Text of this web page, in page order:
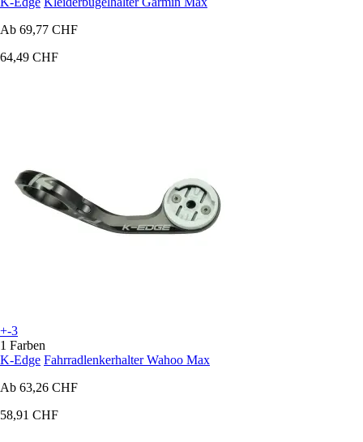
Ab 69,77 CHF
64,49 CHF
+-3
1 Farben
K-Edge Fahrradlenkerhalter Wahoo Max
Ab 63,26 CHF
58,91 CHF